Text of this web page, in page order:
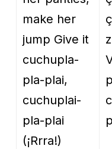
make her
jump Give it
cuchupla-
pla-plai,
cuchuplai-
pla-plai
(¡Rrra!)